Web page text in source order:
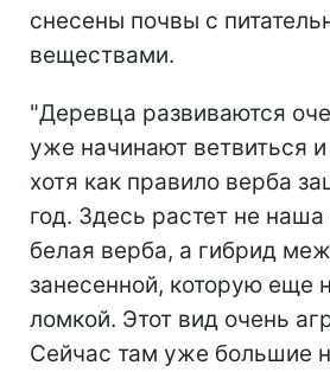
снесены почвы с
веществами.
"Деревца развиваются
уже начинают ветвиться
хотя как правило верба
год. Здесь растет не наша
белая верба, а гибрид
занесенной, которую еще
ломкой. Этот вид очень
Сейчас там уже большие